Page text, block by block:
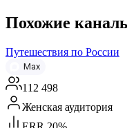
Похожие
Путешествия по России
Max
112 498
Женская аудитория